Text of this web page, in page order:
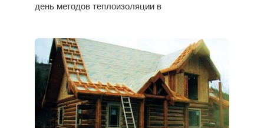
день методов теплоизоляции в